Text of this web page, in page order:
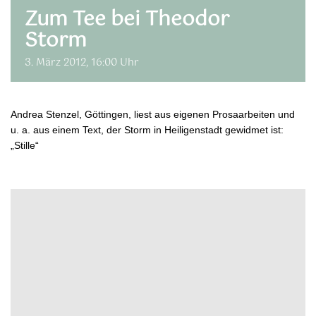
Zum Tee bei Theodor
Storm
3. März 2012, 16:00 Uhr
Andrea Stenzel, Göttingen, liest aus eigenen Prosaarbeiten und
u. a. aus einem Text, der Storm in Heiligenstadt gewidmet ist:
„Stille“